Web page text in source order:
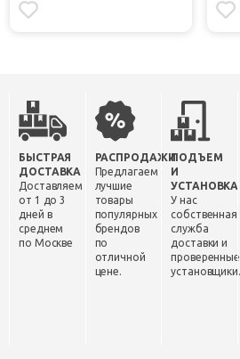
БЫСТРАЯ
ДОСТАВКА
Доставляем
от 1 до 3
дней в
среднем
по Москве
РАСПРОДАЖИ
Предлагаем
лучшие
товары
популярных
брендов
по
отличной
цене.
ПОДЪЕМ
И
УСТАНОВКА
У нас
собственная
служба
доставки и
проверенные
установщики.